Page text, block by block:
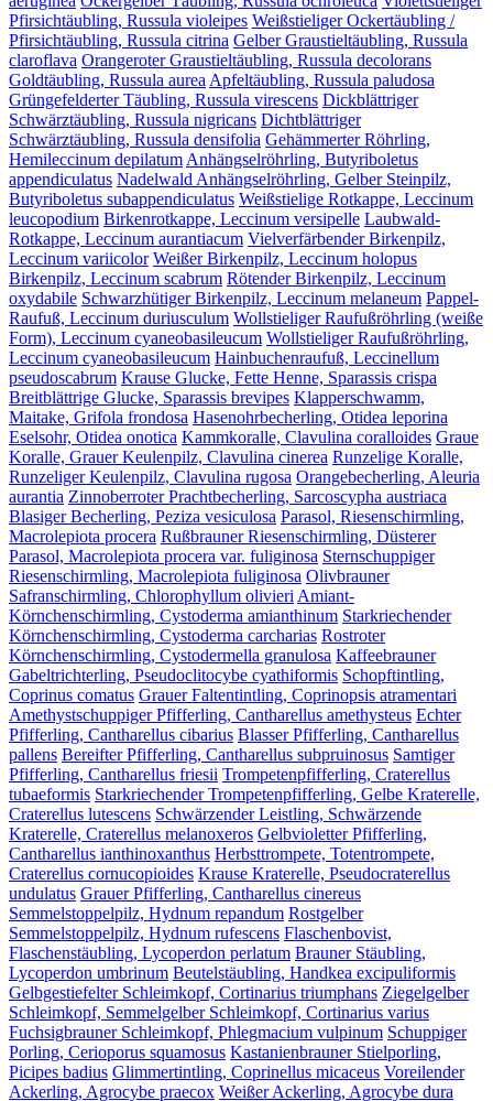
Pfirsichtäubling, Russula violeipes Weißstieliger Ockertäubling /
Pfirsichtäubling, Russula citrina Gelber Graustieltäubling, Russula
claroflava Orangeroter Graustieltäubling, Russula decolorans
Goldtäubling, Russula aureaApfeltäubling, Russula paludosa
Grüngefelderter Täubling, Russula virescens Dickblättriger
Schwärztäubling, Russula nigricans Dichtblättriger
Schwärztäubling, Russula densifolia Gehämmerter Röhrling,
Hemileccinum depilatumAnhängselröhrling, Butyriboletus
appendiculatus Nadelwald Anhängselröhrling, Gelber Steinpilz,
Butyriboletus subappendiculatus Weißstielige Rotkappe, Leccinum
leucopodium Birkenrotkappe, Leccinum versipelle Laubwald-
Rotkappe, Leccinum aurantiacum Vielverfärbender Birkenpilz,
Leccinum variicolor Weißer Birkenpilz, Leccinum holopus
Birkenpilz, Leccinum scabrum Rötender Birkenpilz, Leccinum
oxydabile Schwarzhütiger Birkenpilz, Leccinum melaneum Pappel-
Raufuß, Leccinum duriusculum Wollstieliger Raufußröhrling (weiße
Form), Leccinum cyaneobasileucum Wollstieliger Raufußröhrling,
Leccinum cyaneobasileucum Hainbuchenraufuß, Leccinellum
pseudoscabrum Krause Glucke, Fette Henne, Sparassis crispa
Breitblättrige Glucke, Sparassis brevipes Klapperschwamm,
Maitake, Grifola frondosa Hasenohrbecherling, Otidea leporina
Eselsohr, Otidea onotica Kammkoralle, Clavulina coralloides Graue
Koralle, Grauer Keulenpilz, Clavulina cinerea Runzelige Koralle,
Runzeliger Keulenpilz, Clavulina rugosa Orangebecherling, Aleuria
aurantia Zinnoberroter Prachtbecherling, Sarcoscypha austriaca
Blasiger Becherling, Peziza vesiculosa Parasol, Riesenschirmling,
Macrolepiota procera Rußbrauner Riesenschirmling, Düsterer
Parasol, Macrolepiota procera var. fuliginosa Sternschuppiger
Riesenschirmling, Macrolepiota fuliginosa Olivbrauner
Safranschirmling, Chlorophyllum olivieriAmiant-
Körnchenschirmling, Cystoderma amianthinum Starkriechender
Körnchenschirmling, Cystoderma carcharias Rostroter
Körnchenschirmling, Cystodermella granulosa Kaffeebrauner
Gabeltrichterling, Pseudoclitocybe cyathiformis Schopftintling,
Coprinus comatus Grauer Faltentintling, Coprinopsis atramentari
Amethystschuppiger Pfifferling, Cantharellus amethysteus Echter
Pfifferling, Cantharellus cibarius Blasser Pfifferling, Cantharellus
pallens Bereifter Pfifferling, Cantharellus subpruinosus Samtiger
Pfifferling, Cantharellus friesii Trompetenpfifferling, Craterellus
tubaeformis Starkriechender Trompetenpfifferling, Gelbe Kraterelle,
Craterellus lutescens Schwärzender Leistling, Schwärzende
Kraterelle, Craterellus melanoxeros Gelbvioletter Pfifferling,
Cantharellus ianthinoxanthus Herbsttrompete, Totentrompete,
Craterellus cornucopioides Krause Kraterelle, Pseudocraterellus
undulatus Grauer Pfifferling, Cantharellus cinereus
Semmelstoppelpilz, Hydnum repandum Rostgelber
Semmelstoppelpilz, Hydnum rufescens Flaschenbovist,
Flaschenstäubling, Lycoperdon perlatum Brauner Stäubling,
Lycoperdon umbrinum Beutelstäubling, Handkea excipuliformis
Gelbgestiefelter Schleimkopf, Cortinarius triumphans Ziegelgelber
Schleimkopf, Semmelgelber Schleimkopf, Cortinarius varius
Fuchsigbrauner Schleimkopf, Phlegmacium vulpinum Schuppiger
Porling, Cerioporus squamosus Kastanienbrauner Stielporling,
Picipes badius Glimmertintling, Coprinellus micaceus Voreilender
Ackerling, Agrocybe praecox Weißer Ackerling, Agrocybe dura